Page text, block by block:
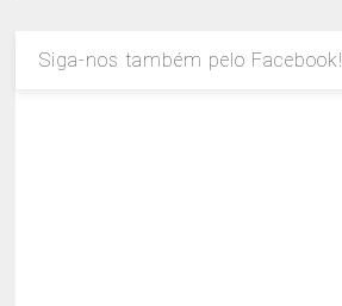
Siga-nos também pelo Facebook!